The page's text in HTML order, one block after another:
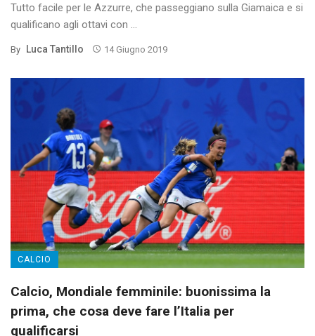
Tutto facile per le Azzurre, che passeggiano sulla Giamaica e si
qualificano agli ottavi con ...
By Luca Tantillo 14 Giugno 2019
CALCIO
Calcio, Mondiale femminile: buonissima la
prima, che cosa deve fare l’Italia per
qualificarsi